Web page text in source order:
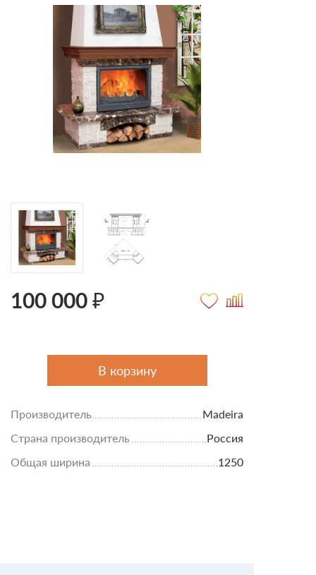
100 000 ₽
В корзину
Производитель
Madeira
Страна производитель
Россия
Общая ширина
1250